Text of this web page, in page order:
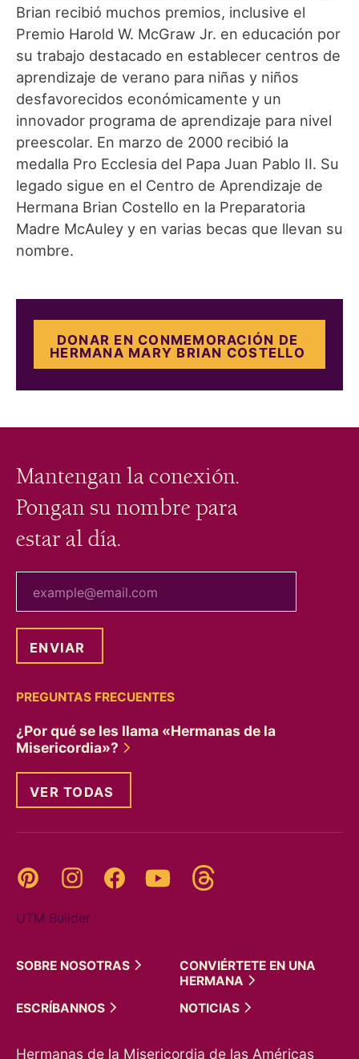
Brian recibió muchos premios, inclusive el
Premio Harold W. McGraw Jr. en educación por
su trabajo destacado en establecer centros de
aprendizaje de verano para niñas y niños
desfavorecidos económicamente y un
innovador programa de aprendizaje para nivel
preescolar. En marzo de 2000 recibió la
medalla Pro Ecclesia del Papa Juan Pablo II. Su
legado sigue en el Centro de Aprendizaje de
Hermana Brian Costello en la Preparatoria
Madre McAuley y en varias becas que llevan su
nombre.
DONAR EN CONMEMORACIÓN DE
HERMANA MARY BRIAN COSTELLO
Mantengan la conexión.
Pongan su nombre para
estar al día.
PREGUNTAS FRECUENTES
¿Por qué se les llama «Hermanas de la
Misericordia»?
VER TODAS
Pinterest InstagramFacebookYouTube
UTM Builder
SOBRE NOSOTRAS
CONVIÉRTETE EN UNA
HERMANA
ESCRÍBANNOS
NOTICIAS
Hermanas de la Misericordia de las Américas